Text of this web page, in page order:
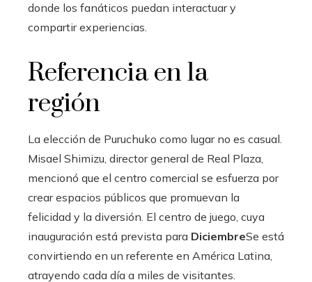
donde los fanáticos puedan interactuar y
compartir experiencias.
Referencia en la
región
La elección de Puruchuko como lugar no es casual.
Misael Shimizu, director general de Real Plaza,
mencionó que el centro comercial se esfuerza por
crear espacios públicos que promuevan la
felicidad y la diversión. El centro de juego, cuya
inauguración está prevista para DiciembreSe está
convirtiendo en un referente en América Latina,
atrayendo cada día a miles de visitantes.